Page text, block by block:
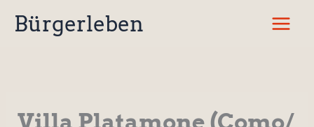
InhaltBürgerleben